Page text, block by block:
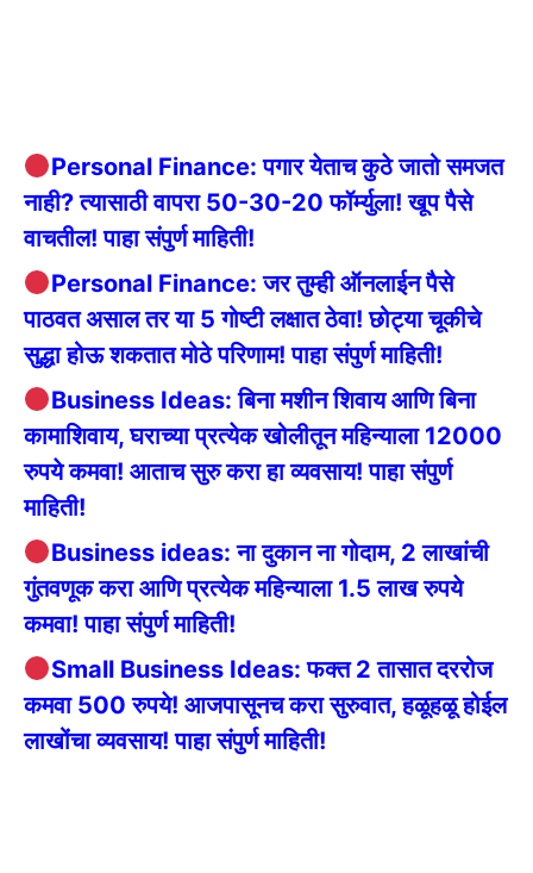
Personal Finance: पगार येताच कुठे जातो समजत
नाही? त्यासाठी वापरा 50-30-20 फॉर्म्युला! खूप पैसे
वाचतील! पाहा संपुर्ण माहिती!
Personal Finance: जर तुम्ही ऑनलाईन पैसे
पाठवत असाल तर या 5 गोष्टी लक्षात ठेवा! छोट्या चूकीचे
सुद्धा होऊ शकतात मोठे परिणाम! पाहा संपुर्ण माहिती!
Business Ideas: बिना मशीन शिवाय आणि बिना
कामाशिवाय, घराच्या प्रत्येक खोलीतून महिन्याला 12000
रुपये कमवा! आताच सुरु करा हा व्यवसाय! पाहा संपुर्ण
माहिती!
Business ideas: ना दुकान ना गोदाम, 2 लाखांची
गुंतवणूक करा आणि प्रत्येक महिन्याला 1.5 लाख रुपये
कमवा! पाहा संपुर्ण माहिती!
Small Business Ideas: फक्त 2 तासात दररोज
कमवा 500 रुपये! आजपासूनच करा सुरुवात, हळूहळू होईल
लाखोंचा व्यवसाय! पाहा संपुर्ण माहिती!